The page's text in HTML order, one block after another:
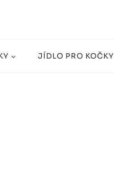
JÍDLO PRO KOČKY